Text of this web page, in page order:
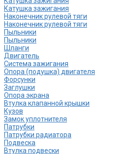
Катушка зажигания
Наконечник рулевой тяги
Наконечник рулевой тяги
Пыльники
Пыльники
Шланги
Двигатель
Система зажигания
Опора (подушка) двигателя
Форсунки
Заглушки
Опора экрана
Втулка клапанной крышки
Кузов
Замок уплотнителя
Патрубки
Патрубки радиатора
Подвеска
Втулка подвески